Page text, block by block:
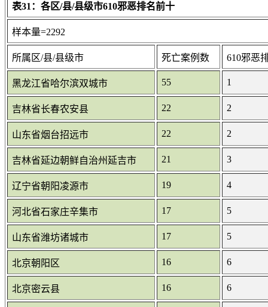
表31：各区/县/县级市610邪恶排名前十
样本量=2292
所属区/县/县级市 死亡案例数 610邪恶
黑龙江省哈尔滨双城市 55 1
吉林省长春农安县 22 2
山东省烟台招远市 22 2
吉林省延边朝鲜自治州延吉市 21 3
辽宁省朝阳凌源市 19 4
河北省石家庄辛集市 17 5
山东省潍坊诸城市 17 5
北京朝阳区 16 6
北京密云县 16 6